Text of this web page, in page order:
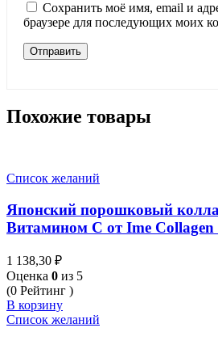
Сохранить моё имя, email и
браузере для последующих моих
Похожие товары
Список желаний
Японский порошковый
Витамином С от Ime Collagen
1 138,30 ₽
Оценка 0 из 5
(0 Рейтинг )
В корзину
Список желаний